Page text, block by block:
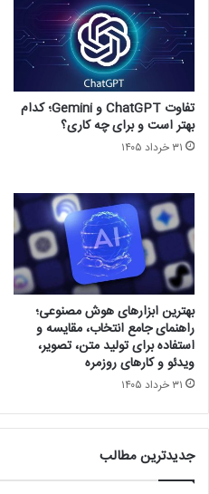
تفاوت ChatGPT و Gemini؛ کدام
بهتر است و برای چه کاری؟
۳۱ خرداد ۱۴۰۵
بهترین ابزارهای هوش مصنوعی؛
راهنمای جامع انتخاب، مقایسه و
استفاده برای تولید متن، تصویر،
ویدئو و کارهای روزمره
۳۱ خرداد ۱۴۰۵
جدیدترین مطالب